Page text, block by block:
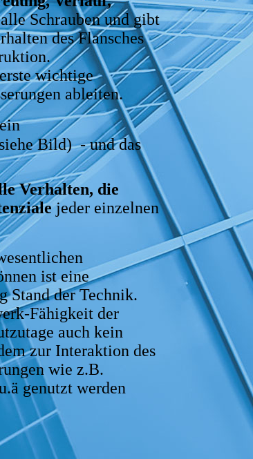
Schrauben undgibt
des Flansches
wichtige
ableiten.
Bild) - und das
Verhalten, die
jeder einzelnen
ist eine
Stand der Technik.
Fähigkeit der
auch kein
zur Interaktion des
wie z.B.
genutzt werden